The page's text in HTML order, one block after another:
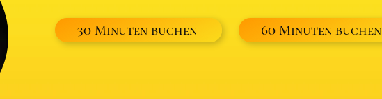
30 Minuten buchen 60 Minuten buchen